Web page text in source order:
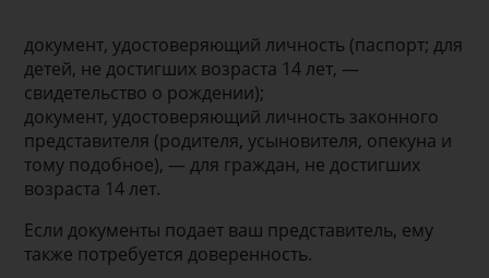
документ, удостоверяющий личность (паспорт; для
детей, не достигших возраста 14 лет, —
свидетельство о рождении);
документ, удостоверяющий личность законного
представителя (родителя, усыновителя, опекуна и
тому подобное), — для граждан, не достигших
возраста 14 лет.
Если документы подает ваш представитель, ему
также потребуется доверенность.